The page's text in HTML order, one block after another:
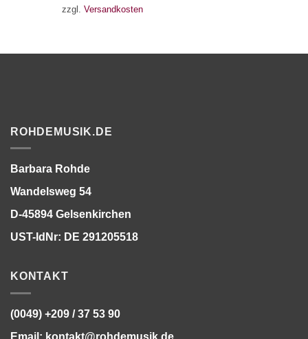
zzgl. Versandkosten
ROHDEMUSIK.DE
Barbara Rohde
Wandelsweg 54
D-45894 Gelsenkirchen
UST-IdNr: DE 291205518
KONTAKT
(0049) +209 / 37 53 90
Email: kontakt@rohdemusik.de